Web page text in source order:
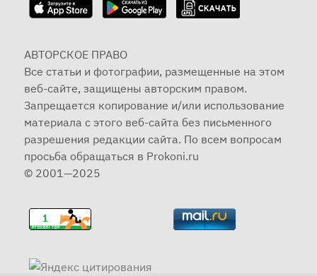
АВТОРСКОЕ ПРАВО
Все статьи и фотографии, размещенные на этом
веб-сайте, защищены авторским правом.
Запрещается копирование и/или использование
материала с этого веб-сайта без письменного
разрешения редакции сайта. По всем вопросам
просьба обращаться в Prokoni.ru
© 2001—2025